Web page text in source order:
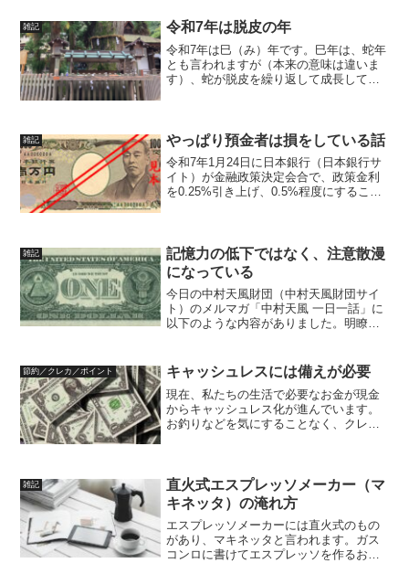
ページで必要事項を記入し、送信ボタン
を押すとメールが...
雑記 令和7年は脱皮の年
令和7年は巳（み）年です。巳年は、蛇年
とも言われますが（本来の意味は違いま
す）、蛇が脱皮を繰り返して成長してい
な脱皮をしていきたいと...
雑記 やっぱり預金者は損をしている話
令和7年1月24日に日本銀行（日本銀行サ
イト）が金融政策決定会合で、政策金利
を0.25%引き上げ、0.5%程度にすること
中身を見てみ...
雑記
記憶力の低下ではなく、注意散漫
になっている
今日の中村天風財団（中村天風財団サイ
ト）のメルマガ「中村天風 一日一話」に
以下のような内容がありました。明瞭な
わぬこと」である。中村天風 一日一話抜
粋（中村天風財団）大...
節約／クレカ／ポイント キャッシュレスには備えが必要
現在、私たちの生活で必要なお金が現金
からキャッシュレス化が進んでいます。
お釣りなどを気にすることなく、クレジ
街中もお店や交通機関もキ...
雑記
直火式エスプレッソメーカー（マ
キネッタ）の淹れ方
エスプレッソメーカーには直火式のもの
があり、マキネッタと言われます。ガス
コンロに書けてエスプレッソを作るお手